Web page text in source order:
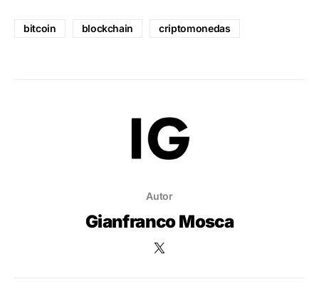
bitcoin blockchain criptomonedas
Autor
Gianfranco Mosca